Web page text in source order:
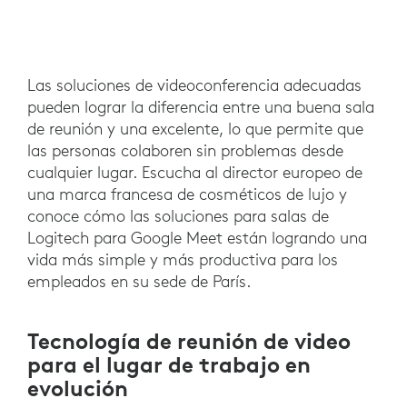
Las soluciones de videoconferencia adecuadas
pueden lograr la diferencia entre una buena sala
de reunión y una excelente, lo que permite que
las personas colaboren sin problemas desde
cualquier lugar. Escucha al director europeo de
una marca francesa de cosméticos de lujo y
conoce cómo las soluciones para salas de
Logitech para Google Meet están logrando una
vida más simple y más productiva para los
empleados en su sede de París.
Tecnología de reunión de video
para el lugar de trabajo en
evolución